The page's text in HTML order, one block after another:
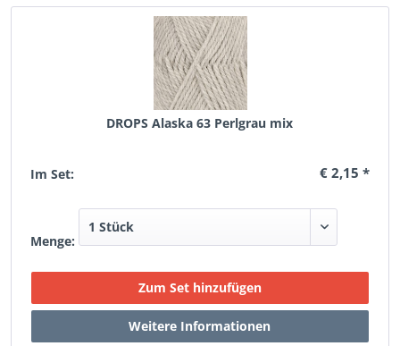
DROPS Alaska 63 Perlgrau mix
Im Set: € 2,15 *
Menge: